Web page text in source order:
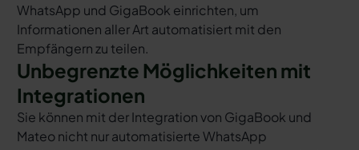
WhatsApp und GigaBook einrichten, um
Informationen aller Art automatisiert mit den
Empfängern zu teilen.
Unbegrenzte Möglichkeiten mit
Integrationen
Sie können mit der Integration von GigaBook und
Mateo nicht nur automatisierte WhatsApp